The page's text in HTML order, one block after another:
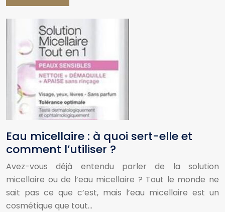
Eau micellaire : à quoi sert-elle et
comment l’utiliser ?
Avez-vous déjà entendu parler de la solution
micellaire ou de l’eau micellaire ? Tout le monde ne
sait pas ce que c’est, mais l’eau micellaire est un
cosmétique que tout…